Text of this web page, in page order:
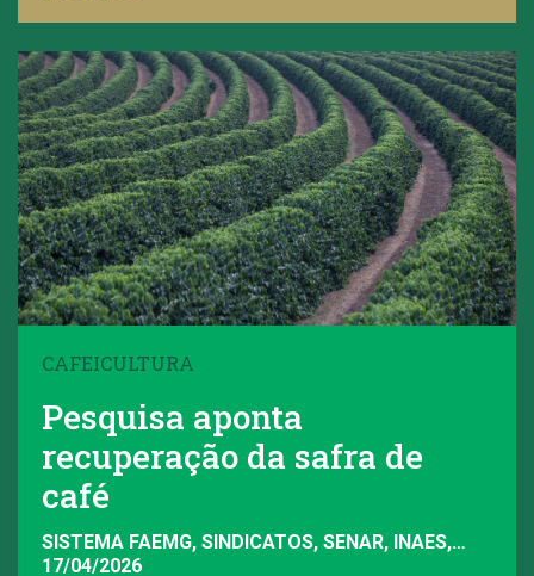
CAFEICULTURA
Pesquisa aponta
recuperação da safra de
café
SISTEMA FAEMG, SINDICATOS, SENAR, INAES,
FAEMG
17/04/2026